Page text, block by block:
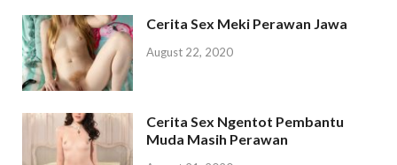
Cerita Sex Meki Perawan Jawa
August 22, 2020
Cerita Sex Ngentot Pembantu
Muda Masih Perawan